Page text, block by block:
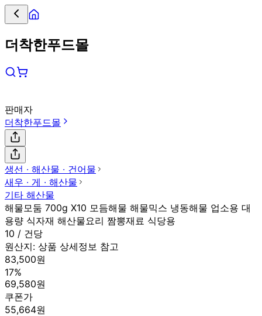
더착한푸드몰
판매자
더착한푸드몰
생선 ∙ 해산물 ∙ 건어물
새우 ∙ 게 ∙ 해산물
기타 해산물
해물모둠 700g X10 모듬해물 해물믹스 냉동해물 업소용 대
용량 식자재 해산물요리 짬뽕재료 식당용
10 / 건당
원산지: 상품 상세정보 참고
83,500원
17%
69,580원
쿠폰가
55,664원